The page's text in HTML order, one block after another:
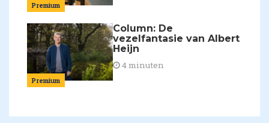
Premium
Premium
Column: De
vezelfantasie van Albert
Heijn
4 minuten